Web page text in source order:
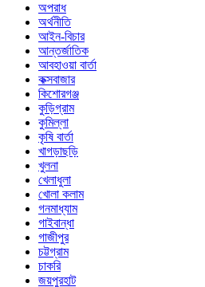
অপরাধ
অর্থনীতি
আইন-বিচার
আন্তর্জাতিক
আবহাওয়া বার্তা
কক্সবাজার
কিশোরগঞ্জ
কুড়িগ্রাম
কুমিল্লা
কৃষি বার্তা
খাগড়াছড়ি
খুলনা
খেলাধুলা
খোলা কলাম
গনমাধ্যাম
গাইবান্ধা
গাজীপুর
চট্টগ্রাম
চাকরি
জয়পুরহাট